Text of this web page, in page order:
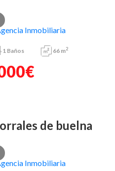
1 Baños 66 m2
de buelna